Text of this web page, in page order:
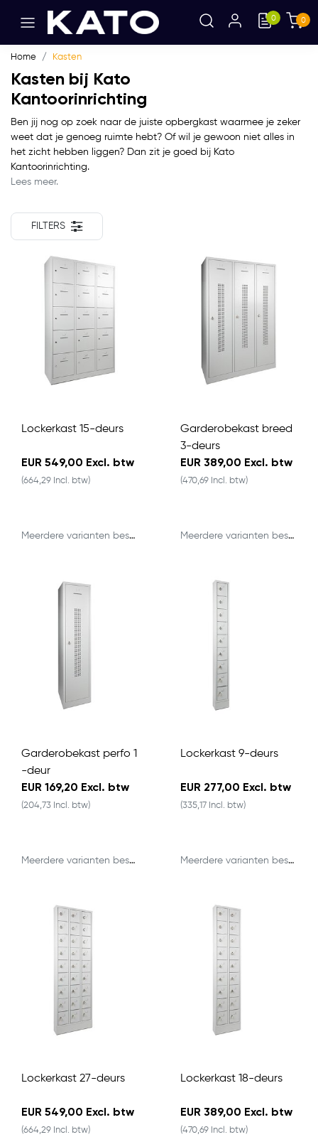
0 0
Home Kasten
Kasten bij Kato
Kantoorinrichting
Ben jij nog op zoek naar de juiste opbergkast waarmee je zeker
weet dat je genoeg ruimte hebt? Of wil je gewoon niet alles in
het zicht hebben liggen? Dan zit je goed bij Kato
Kantoorinrichting.
Lees meer.
FILTERS
Lockerkast 15-deurs
EUR 549,00 Excl. btw
(664,29 Incl. btw)
Meerdere varianten beschikbaar
Garderobekast breed
3-deurs
EUR 389,00 Excl. btw
(470,69 Incl. btw)
Meerdere varianten beschikbaar
Garderobekast perfo 1
-deur
EUR 169,20 Excl. btw
(204,73 Incl. btw)
Meerdere varianten beschikbaar
Lockerkast 9-deurs
EUR 277,00 Excl. btw
(335,17 Incl. btw)
Meerdere varianten beschikbaar
Lockerkast 27-deurs
EUR 549,00 Excl. btw
(664,29 Incl. btw)
Lockerkast 18-deurs
EUR 389,00 Excl. btw
(470,69 Incl. btw)